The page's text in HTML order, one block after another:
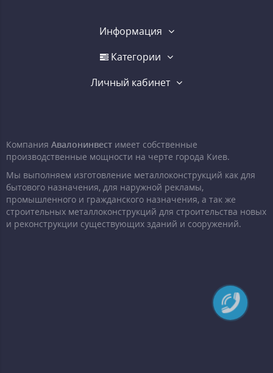
Информация
Категории
Личный кабинет
Компания Авалонинвест имеет собственные
производственные мощности на черте города Киев.
Мы выполняем изготовление металлоконструкций как для
бытового назначения, для наружной рекламы,
промышленного и гражданского назначения, а так же
строительных металлоконструкций для строительства новых
и реконструкции существующих зданий и сооружений.